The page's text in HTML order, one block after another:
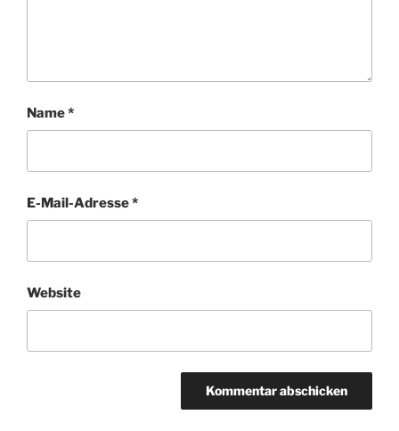
Name*
E-Mail-Adresse*
Website